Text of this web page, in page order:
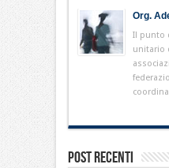
Org.
Il punto
unitario
Post Recenti